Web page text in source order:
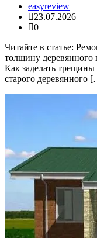
easyreview
23.07.2026
0
Читайте в статье:
толщину деревянного
Как заделать
старого деревянного